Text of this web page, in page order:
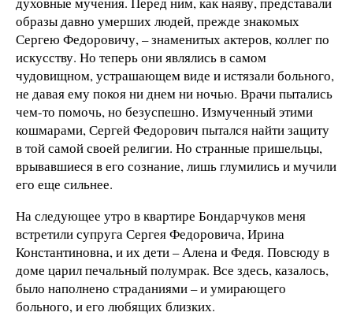
образы давно умерших людей, прежде знакомых
Сергею Федоровичу, – знаменитых актеров, коллег по
искусству. Но теперь они являлись в самом
чудовищном, устрашающем виде и истязали больного,
не давая ему покоя ни днем ни ночью. Врачи пытались
чем-то помочь, но безуспешно. Измученный этими
кошмарами, Сергей Федорович пытался найти защиту
в той самой своей религии. Но странные пришельцы,
врывавшиеся в его сознание, лишь глумились и мучили
его еще сильнее.
На следующее утро в квартире Бондарчуков меня
встретили супруга Сергея Федоровича, Ирина
Константиновна, и их дети – Алена и Федя. Повсюду в
доме царил печальный полумрак. Все здесь, казалось,
было наполнено страданиями – и умирающего
больного, и его любящих близких.